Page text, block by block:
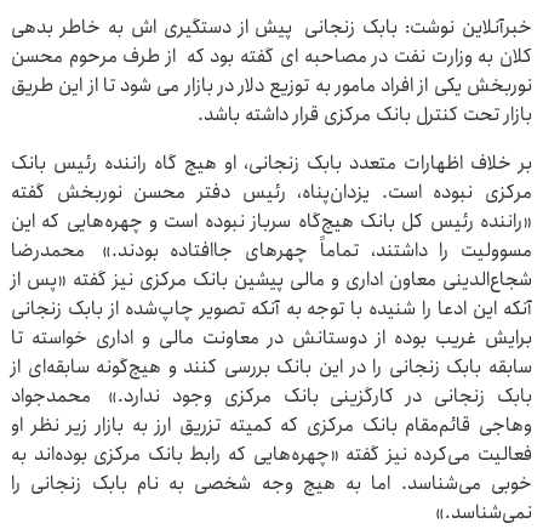
خبرآنلاین نوشت: بابک زنجانی پیش از دستگیری اش به خاطر بدهی
کلان به وزارت نفت در مصاحبه ای گفته بود که از طرف مرحوم محسن
نوربخش یکی از افراد مامور به توزیع دلار در بازار می شود تا از این طریق
بازار تحت کنترل بانک مرکزی قرار داشته باشد.
بر خلاف اظهارات متعدد بابک زنجانی، او هیچ گاه راننده رئیس بانک
مرکزی نبوده است. یزدان‌پناه، رئیس دفتر محسن نوربخش گفته
«راننده رئیس کل بانک هیچ‌گاه سرباز نبوده است و چهره‌هایی که این
مسوولیت را داشتند، تماماً چهرهای جاافتاده بودند.» محمدرضا
شجاع‌الدینی معاون اداری و مالی پیشین بانک مرکزی نیز گفته «پس از
آنکه این ادعا را شنیده با توجه به آنکه تصویر چاپ‌شده از بابک زنجانی
برایش غریب بوده از دوستانش در معاونت مالی و اداری خواسته تا
سابقه بابک زنجانی را در این بانک بررسی کنند و هیچ‌گونه سابقه‌ای از
بابک زنجانی در کارگزینی بانک مرکزی وجود ندارد.» محمدجواد
وهاجی قائم‌مقام بانک مرکزی که کمیته تزریق ارز به بازار زیر نظر او
فعالیت می‌کرده نیز گفته «چهره‌هایی که رابط بانک مرکزی بوده‌اند به
خوبی می‌شناسد. اما به هیچ وجه شخصی به نام بابک زنجانی را
نمی‌شناسد.»